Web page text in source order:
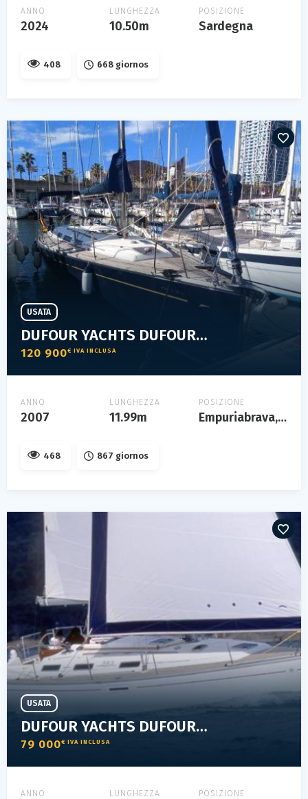
ANNO
2024
LUNGHEZZA
10.50m
POSIZIONE
Sardegna
408 668 giornos
DUFOUR YACHTS DUFOUR 40
120 900€ IVA INCLUSA
USATA
ANNO
2007
LUNGHEZZA
11.99m
POSIZIONE
Empuriabrava, catalogne, espagne
468 867 giornos
DUFOUR YACHTS DUFOUR 385
79 000€ IVA INCLUSA
USATA
ANNO LUNGHEZZA POSIZIONE